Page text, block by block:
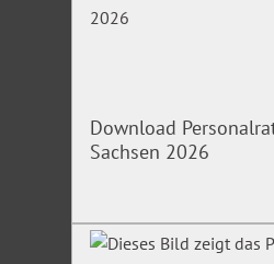
Download
Sachsen 2026